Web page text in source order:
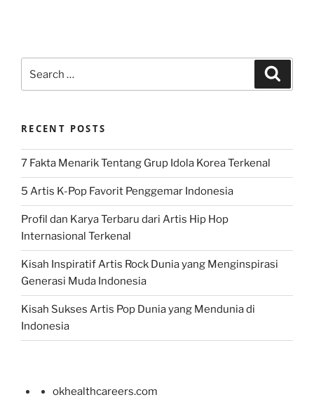
for:
RECENT POSTS
7 Fakta Menarik Tentang Grup Idola Korea Terkenal
5 Artis K-Pop Favorit Penggemar Indonesia
Profil dan Karya Terbaru dari Artis Hip Hop
Internasional Terkenal
Kisah Inspiratif Artis Rock Dunia yang Menginspirasi
Generasi Muda Indonesia
Kisah Sukses Artis Pop Dunia yang Mendunia di
Indonesia
okhealthcareers.com